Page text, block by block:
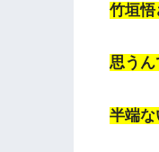
竹垣悟
思うん
半端な